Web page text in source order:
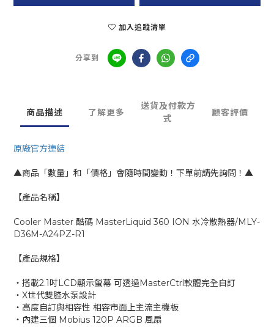
加入追蹤清單
分享到
商品描述 了解更多
送貨及付款方
式
顧客評價
原廠官方連結
▲商品「數量」和「價格」會隨時間變動！下單前請先詢問！▲
【產品名稱】
Cooler Master 酷碼 MasterLiquid 360 ION 水冷散熱器/MLY-
D36M-A24PZ-R1
【產品規格】
‧搭載2.1吋LCD顯示螢幕 可透過MasterCtrl軟體完全自訂
‧X世代雙腔水泵設計
‧高度自訂與相容性 相容市面上主流主機板
‧內建三個 Mobius 120P ARGB 風扇